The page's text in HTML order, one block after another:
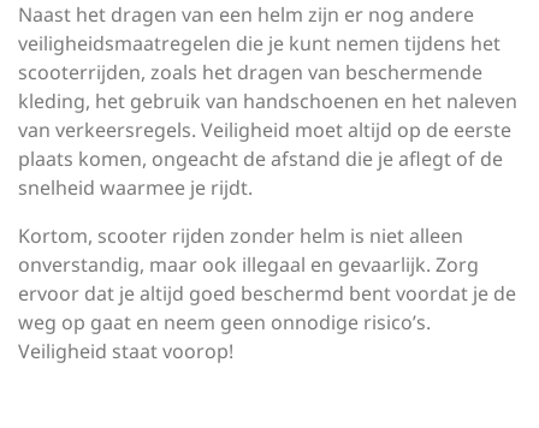
Naast het dragen van een helm zijn er nog andere
veiligheidsmaatregelen die je kunt nemen tijdens het
scooterrijden, zoals het dragen van beschermende
kleding, het gebruik van handschoenen en het naleven
van verkeersregels. Veiligheid moet altijd op de eerste
plaats komen, ongeacht de afstand die je aflegt of de
snelheid waarmee je rijdt.
Kortom, scooter rijden zonder helm is niet alleen
onverstandig, maar ook illegaal en gevaarlijk. Zorg
ervoor dat je altijd goed beschermd bent voordat je de
weg op gaat en neem geen onnodige risico’s.
Veiligheid staat voorop!